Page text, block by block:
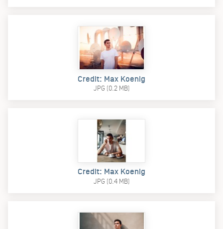
Credit: Max Koenig
JPG (0.2 MB)
Credit: Max Koenig
JPG (0.4 MB)